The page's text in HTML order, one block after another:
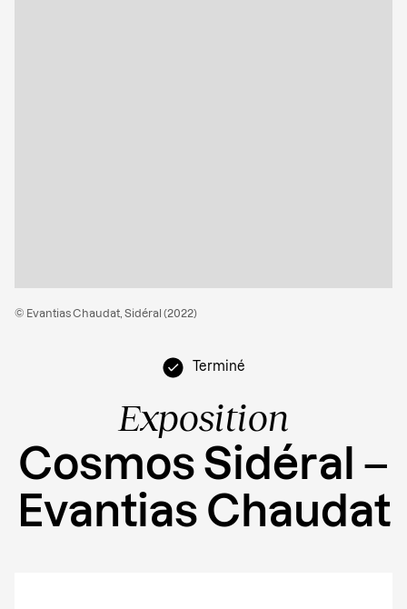
Terminé
Exposition
Cosmos Sidéral –
Evantias Chaudat
© Evantias Chaudat, Sidéral (2022)